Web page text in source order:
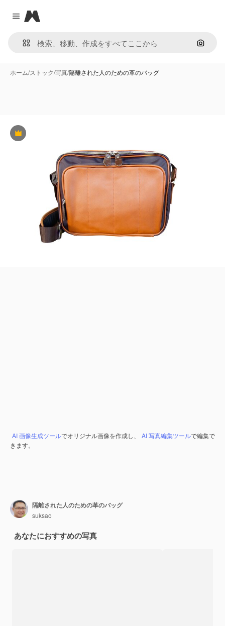
Close menu
Magnific
画像で
ホーム/ストック/写真/隔離された人のための革のバッグ
Premium
AI 画像生成ツールでオリジナル画像を作成し、 AI 写真編集ツールで編集で
きます。
隔離された人のための革のバッグ
suksao
あなたにおすすめの写真